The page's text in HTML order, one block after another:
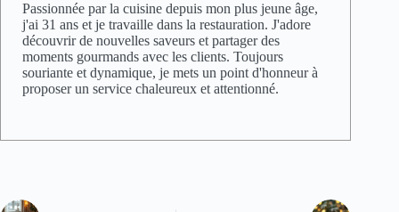
Passionnée par la cuisine depuis mon plus jeune âge,
j'ai 31 ans et je travaille dans la restauration. J'adore
découvrir de nouvelles saveurs et partager des
moments gourmands avec les clients. Toujours
souriante et dynamique, je mets un point d'honneur à
proposer un service chaleureux et attentionné.